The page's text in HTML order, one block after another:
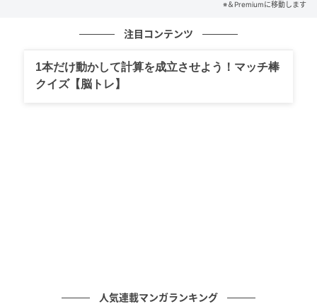
※＆Premiumに移動します
注目コンテンツ
1本だけ動かして計算を成立させよう！マッチ棒
クイズ【脳トレ】
人気連載マンガランキング